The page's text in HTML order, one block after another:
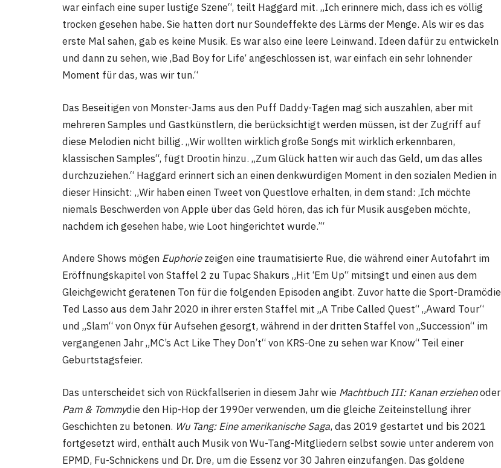
war einfach eine super lustige Szene“, teilt Haggard mit. „Ich erinnere mich, dass ich es völlig
trocken gesehen habe. Sie hatten dort nur Soundeffekte des Lärms der Menge. Als wir es das
erste Mal sahen, gab es keine Musik. Es war also eine leere Leinwand. Ideen dafür zu entwickeln
und dann zu sehen, wie ‚Bad Boy for Life‘ angeschlossen ist, war einfach ein sehr lohnender
Moment für das, was wir tun.“
Das Beseitigen von Monster-Jams aus den Puff Daddy-Tagen mag sich auszahlen, aber mit
mehreren Samples und Gastkünstlern, die berücksichtigt werden müssen, ist der Zugriff auf
diese Melodien nicht billig. „Wir wollten wirklich große Songs mit wirklich erkennbaren,
klassischen Samples“, fügt Drootin hinzu. „Zum Glück hatten wir auch das Geld, um das alles
durchzuziehen.“ Haggard erinnert sich an einen denkwürdigen Moment in den sozialen Medien in
dieser Hinsicht: „Wir haben einen Tweet von Questlove erhalten, in dem stand: ‚Ich möchte
niemals Beschwerden von Apple über das Geld hören, das ich für Musik ausgeben möchte,
nachdem ich gesehen habe, wie Loot hingerichtet wurde.’“
Andere Shows mögen Euphoriezeigen eine traumatisierte Rue, die während einer Autofahrt im
Eröffnungskapitel von Staffel 2 zu Tupac Shakurs „Hit ‘Em Up“ mitsingt und einen aus dem
Gleichgewicht geratenen Ton für die folgenden Episoden angibt. Zuvor hatte die Sport-Dramödie
Ted Lasso aus dem Jahr 2020 in ihrer ersten Staffel mit „A Tribe Called Quest“ „Award Tour“
und „Slam“ von Onyx für Aufsehen gesorgt, während in der dritten Staffel von „Succession“ im
vergangenen Jahr „MC’s Act Like They Don’t“ von KRS-One zu sehen war Know“ Teil einer
Geburtstagsfeier.
Das unterscheidet sich von Rückfallserien in diesem Jahr wie Machtbuch III: Kanan erziehenoder
Pam & Tommydie den Hip-Hop der 1990er verwenden, um die gleiche Zeiteinstellung ihrer
Geschichten zu betonen. Wu Tang: Eine amerikanische Saga, das 2019 gestartet und bis 2021
fortgesetzt wird, enthält auch Musik von Wu-Tang-Mitgliedern selbst sowie unter anderem von
EPMD, Fu-Schnickens und Dr. Dre, um die Essenz vor 30 Jahren einzufangen. Das goldene